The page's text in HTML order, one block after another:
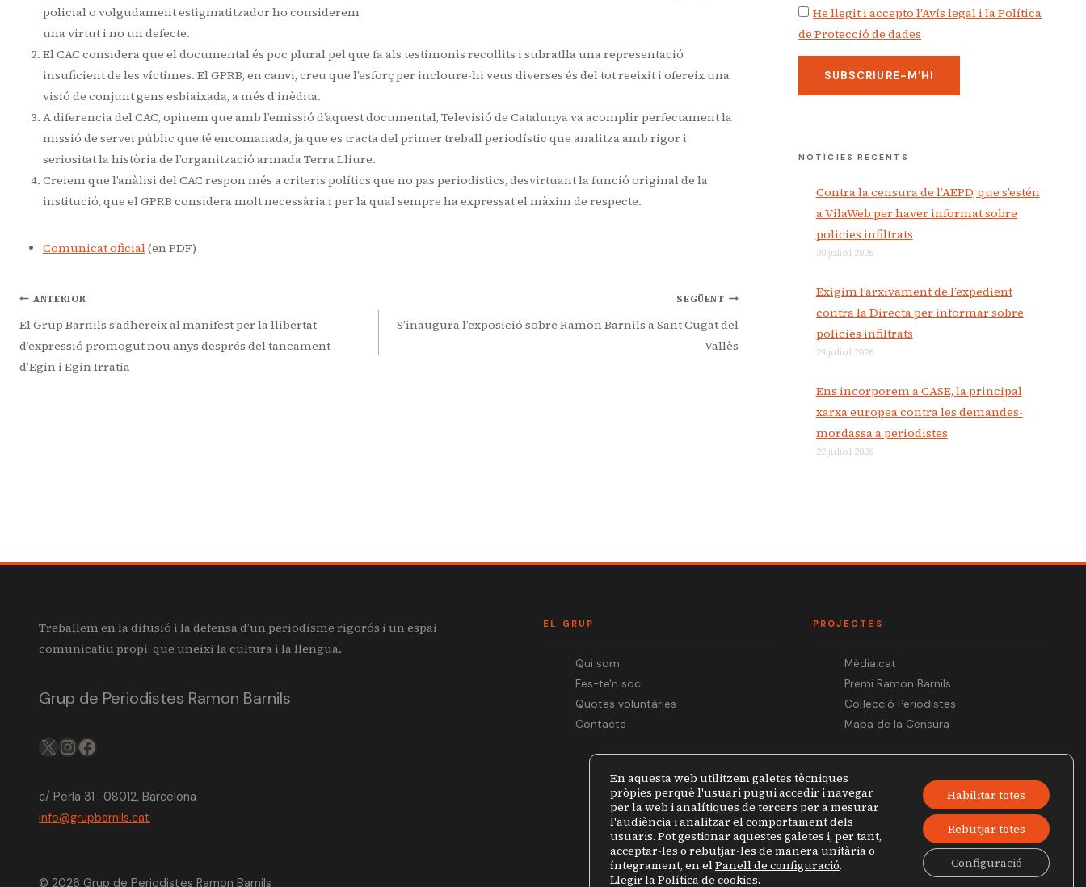
policial o volgudament estigmatitzador ho considerem
una virtut i no un defecte.
El CAC considera que el documental és poc plural pel que fa als testimonis recollits i subratlla una representació
insuficient de les víctimes. El GPRB, en canvi, creu que l’esforç per incloure-hi veus diverses és del tot reeixit i ofereix una
visió de conjunt gens esbiaixada, a més d’inèdita.
A diferencia del CAC, opinem que amb l’emissió d’aquest documental, Televisió de Catalunya va acomplir perfectament la
missió de servei públic que té encomanada, ja que es tracta del primer treball periodístic que analitza amb rigor i
seriositat la història de l’organització armada Terra Lliure.
Creiem que l’anàlisi del CAC respon més a criteris polítics que no pas periodístics, desvirtuant la funció original de la
institució, que el GPRB considera molt necessària i per la qual sempre ha expressat el màxim de respecte.
Comunicat oficial(en PDF)
Navegació
d'entrades
ANTERIOR
El Grup Barnils s’adhereix al manifest per la llibertat
d’expressió promogut nou anys després del tancament
d’Egin i Egin Irratia
SEGÜENT
S’inaugura l’exposició sobre Ramon Barnils a Sant Cugat del
Vallès
He llegit i accepto l'Avís legal i la Política
de Protecció de dades
NOTÍCIES RECENTS
Contra la censura de l’AEPD, que s’estén
a VilaWeb per haver informat sobre
policies infiltrats
30 juliol 2026
Exigim l’arxivament de l’expedient
contra la Directa per informar sobre
policies infiltrats
29 juliol 2026
Ens incorporem a CASE, la principal
xarxa europea contra les demandes-
mordassa a periodistes
22 juliol 2026
Treballem en la difusió i la defensa d’un periodisme rigorós i un espai
comunicatiu propi, que uneixi la cultura i la llengua.
Grup de Periodistes Ramon Barnils
X IGFB
c/ Perla 31 · 08012, Barcelona
info@grupbarnils.cat
EL GRUP
Qui som
Fes-te'n soci
Quotes voluntàries
Contacte
PROJECTES
Mèdia.cat
Premi Ramon Barnils
Col·lecció Periodistes
Mapa de la Censura
© 2026 Grup de Periodistes Ramon Barnils
Política de privacitat Avís legal
En aquesta web utilitzem galetes tècniques
pròpies perquè l'usuari pugui accedir i navegar
per la web i analítiques de tercers per a mesurar
l'audiència i analitzar el comportament dels
usuaris. Pot gestionar aquestes galetes i, per tant,
acceptar-les o rebutjar-les de manera unitària o
íntegrament, en elPanell de configuració.
Llegir la Política de cookies.
Habilitar totes
Rebutjar totes
Configuració